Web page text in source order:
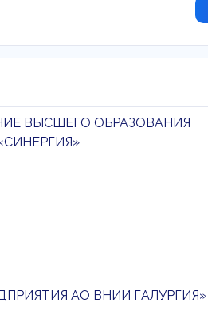
ВЫСШЕГО ОБРАЗОВАНИЯ
АО ВНИИ ГАЛУРГИЯ»